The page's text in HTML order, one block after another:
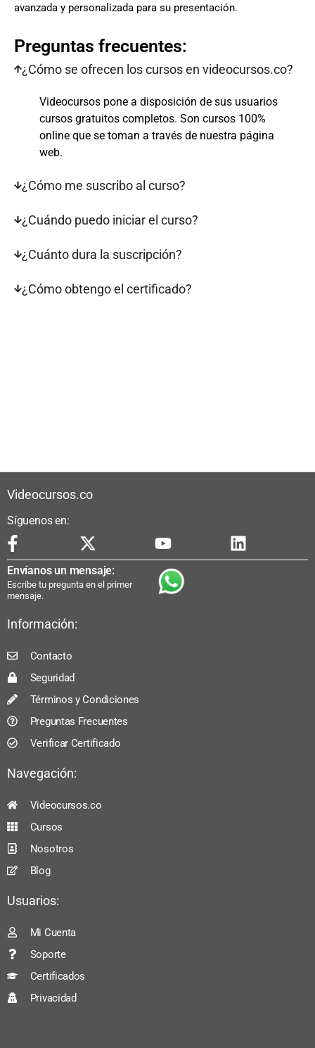
avanzada y personalizada para su presentación.
Preguntas frecuentes:
¿Cómo se ofrecen los cursos en videocursos.co?
Videocursos pone a disposición de sus usuarios
cursos gratuitos completos. Son cursos 100%
online que se toman a través de nuestra página
web.
¿Cómo me suscribo al curso?
¿Cuándo puedo iniciar el curso?
¿Cuánto dura la suscripción?
¿Cómo obtengo el certificado?
Videocursos.co
Síguenos en:
Envíanos un mensaje:
Escribe tu pregunta en el primer
mensaje.
Información:
Contacto
Seguridad
Términos y Condiciones
Preguntas Frecuentes
Verificar Certificado
Navegación:
Videocursos.co
Cursos
Nosotros
Blog
Usuarios:
Mi Cuenta
Soporte
Certificados
Privacidad